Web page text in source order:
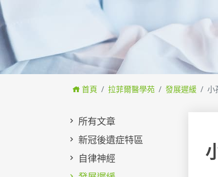
首頁 拉菲爾醫學苑 發展遲緩 小
所有文章
新冠後遺症特區
自律神經